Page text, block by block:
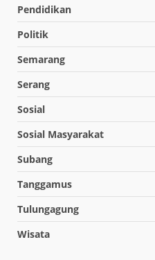
Pendidikan
Politik
Semarang
Serang
Sosial
Sosial Masyarakat
Subang
Tanggamus
Tulungagung
Wisata